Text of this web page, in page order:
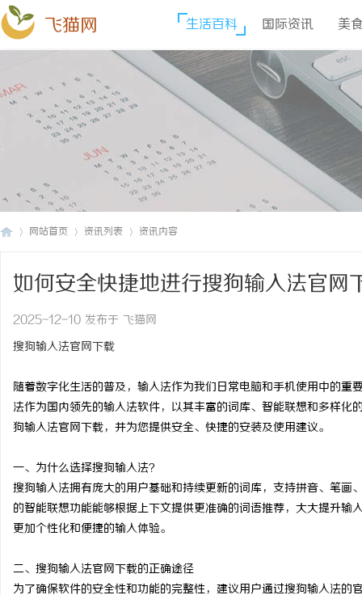
飞猫网 生活百科 国际资讯 美
网站首页 资讯列表 资讯内容
如何安全快捷地进行搜狗输入法官网
2025-12-10 发布于 飞猫网
搜狗输入法官网下载
随着数字化生活的普及，输入法作为我们日常电脑和手机使用中的
法作为国内领先的输入法软件，以其丰富的词库、智能联想和多样
狗输入法官网下载，并为您提供安全、快捷的安装及使用建议。
一、为什么选择搜狗输入法？
搜狗输入法拥有庞大的用户基础和持续更新的词库，支持拼音、笔
的智能联想功能能够根据上下文提供更准确的词语推荐，大大提升
更加个性化和便捷的输入体验。
二、搜狗输入法官网下载的正确途径
为了确保软件的安全性和功能的完整性，建议用户通过搜狗输入法的